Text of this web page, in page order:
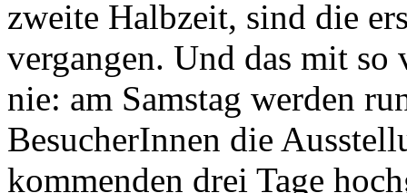
zweite Halbzeit, sind die
vergangen. Und das mit
nie: am Samstag werden
BesucherInnen die
kommenden drei Tage